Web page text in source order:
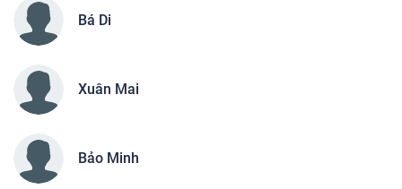
Bá Di
Xuân Mai
Bảo Minh